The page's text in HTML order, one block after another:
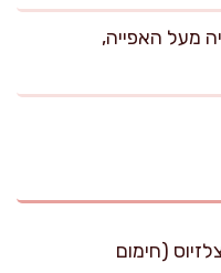
(לזרייה מעל האפייה,
מעלות צלזיוס (חימום